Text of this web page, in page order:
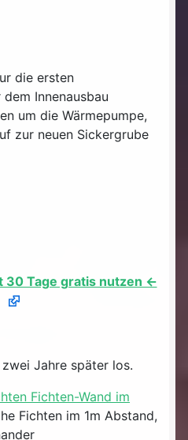
die ersten
Innenausbau
um die Wärmepumpe,
zur neuen Sickergrube
30 Tage gratis nutzen <-
Jahre später los.
Fichten-Wand im
Fichten im 1m Abstand,